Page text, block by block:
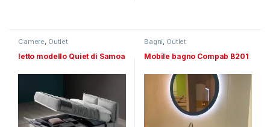
Camere, Outlet
letto modello Quiet di Samoa
Bagni, Outlet
Mobile bagno Compab B201